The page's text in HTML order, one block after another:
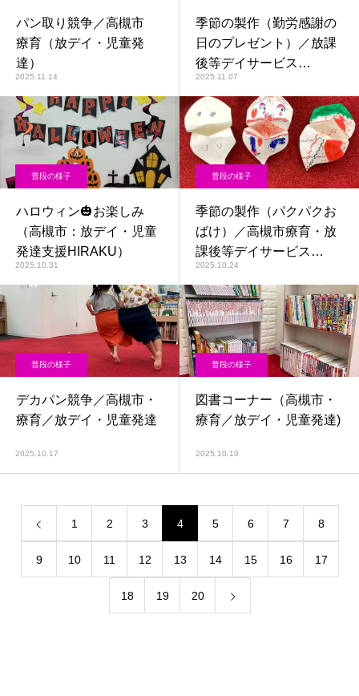
パン取り競争／高槻市
療育（放デイ・児童発
達）
2025.11.14
季節の製作（勤労感謝の
日のプレゼント）／放課
後等デイサービス
HIRAKU・高槻市
2025.11.07
普段の様子
ハロウィン🎃お楽しみ
（高槻市：放デイ・児童
発達支援HIRAKU）
2025.10.31
普段の様子
季節の製作（パクパクお
ばけ）／高槻市療育・放
課後等デイサービス
HIRAKU
2025.10.24
普段の様子
デカパン競争／高槻市・
療育／放デイ・児童発達
2025.10.17
普段の様子
図書コーナー（高槻市・
療育／放デイ・児童発達)
2025.10.10
1 2 3 4 5 6 7 8
9 10 11 12 13 14 15 16 17
18 19 20